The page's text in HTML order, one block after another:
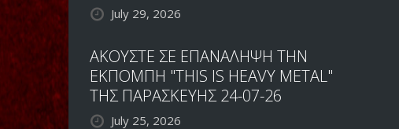
July 29, 2026
ΑΚΟΥΣΤΕ ΣΕ ΕΠΑΝΑΛΗΨΗ ΤΗΝ
ΕΚΠΟΜΠΗ "THIS IS HEAVY METAL"
ΤΗΣ ΠΑΡΑΣΚΕΥΗΣ 24-07-26
July 25, 2026